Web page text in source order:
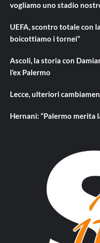
vogliamo uno stadio
UEFA, scontro totale con
boicottiamo i tornei”
Ascoli, la storia con
l’ex Palermo
Lecce, ulteriori
Hernani: “Palermo merita